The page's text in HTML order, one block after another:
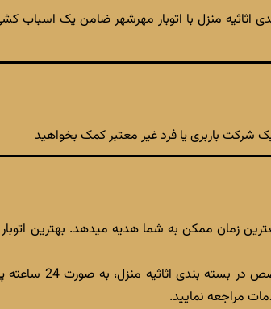
اثاثیه منزل با اتوبار مهرشهر ضامن یک اسباب
شرکت باربری یا فرد غیر معتبر کمک بخواهید
زمان ممکن به شما هدیه میدهد. بهترین
اتوبار ونک ارائه کننده برترین خدمات باربری و
مراجعه نمایید.